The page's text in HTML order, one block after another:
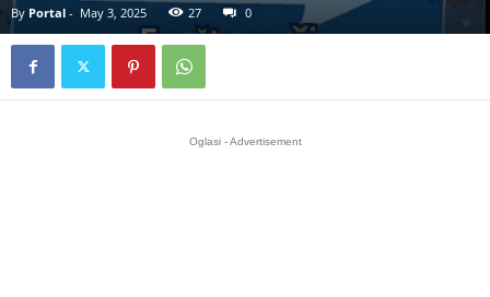
By Portal - May 3, 2025 27 0
Oglasi - Advertisement